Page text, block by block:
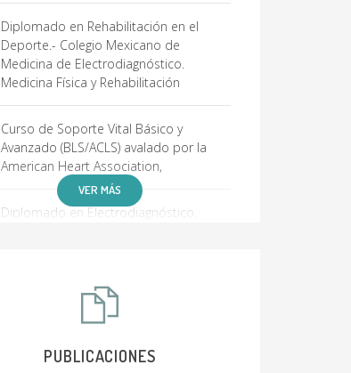
Diplomado en Rehabilitación en el
Deporte.- Colegio Mexicano de
Medicina de Electrodiagnóstico.
Medicina Física y Rehabilitación
Curso de Soporte Vital Básico y
Avanzado (BLS/ACLS) avalado por la
American Heart Association,
Diplomado en Electrodiagnóstico,
la Federación Mexicana de Médicos
Especialistas en la Atención Integral de
la Discapacidad
VER MÁS
PUBLICACIONES